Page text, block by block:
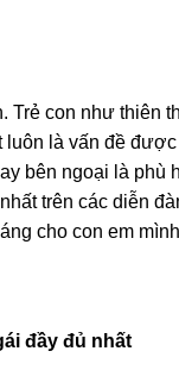
con như thiên
là vấn đề
bên ngoại là phù
trên các diễn
cho con em
đầy đủ nhất